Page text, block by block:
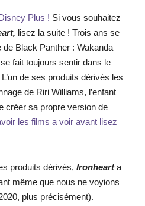
Plus ! Si vous souhaitez
lisez la suite ! Trois ans se
Black Panther : Wakanda
fait toujours sentir dans le
de ses produits dérivés les
de Riri Williams, l’enfant
créer sa propre version de
les films a voir avant lisez
produits dérivés, Ironhearta
même que nous ne voyions
plus précisément).